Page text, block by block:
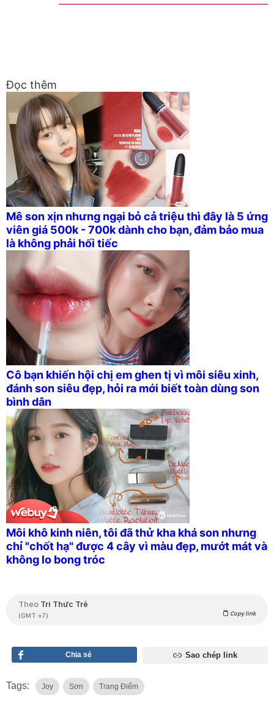
Đọc thêm
Mê son xịn nhưng ngại bỏ cả triệu thì đây là 5 ứng
viên giá 500k - 700k dành cho bạn, đảm bảo mua
là không phải hối tiếc
Cô bạn khiến hội chị em ghen tị vì môi siêu xinh,
đánh son siêu đẹp, hỏi ra mới biết toàn dùng son
bình dân
Môi khô kinh niên, tôi đã thử kha khá son nhưng
chỉ "chốt hạ" được 4 cây vì màu đẹp, mướt mát và
không lo bong tróc
Theo Trí Thức Trẻ
(GMT +7) Copy link
Chia sẻ Sao chép link
Tags: Joy Sơn Trang Điểm